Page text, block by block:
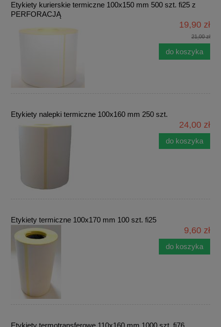
Etykiety kurierskie termiczne 100x150 mm 500 szt. fi25 z
PERFORACJĄ
19,90 zł
21,00 zł
do koszyka
Etykiety nalepki termiczne 100x160 mm 250 szt.
24,00 zł
do koszyka
Etykiety termiczne 100x170 mm 100 szt. fi25
9,60 zł
do koszyka
Etykiety termotransferowe 110x160 mm 1000 szt. fi76